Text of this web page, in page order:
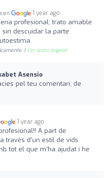
en 1 year ago
profesional; trato amable
sin descuidar la parte
| Ver texto original
Asensio
pel teu comentari, de
1 year ago
A part de
través d’un estil de vids
tot el que m’ha ajudat i he